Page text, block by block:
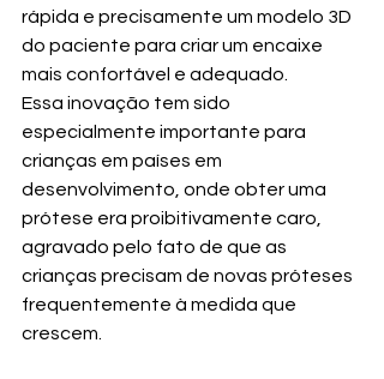
rápida e precisamente um modelo 3D
do paciente para criar um encaixe
mais confortável e adequado.
Essa inovação tem sido
especialmente importante para
crianças em países em
desenvolvimento, onde obter uma
prótese era proibitivamente caro,
agravado pelo fato de que as
crianças precisam de novas próteses
frequentemente à medida que
crescem.